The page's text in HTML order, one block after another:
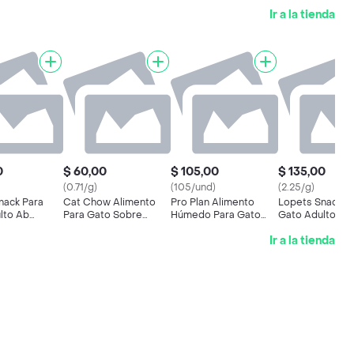
Ir a la tienda
Para
Ab
$ 60,00
(0.71/g)
Cat Chow Alimento
Para Gato Sobre
$ 105,00
(105/und)
Pro Plan Alimento
Húmedo Para Gato
$ 135,00
(2.25/g)
Lopets Snack
Gato Adulto
Ir a la tienda